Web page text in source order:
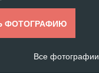
ФОТОГРАФИЮ
Все фотографии